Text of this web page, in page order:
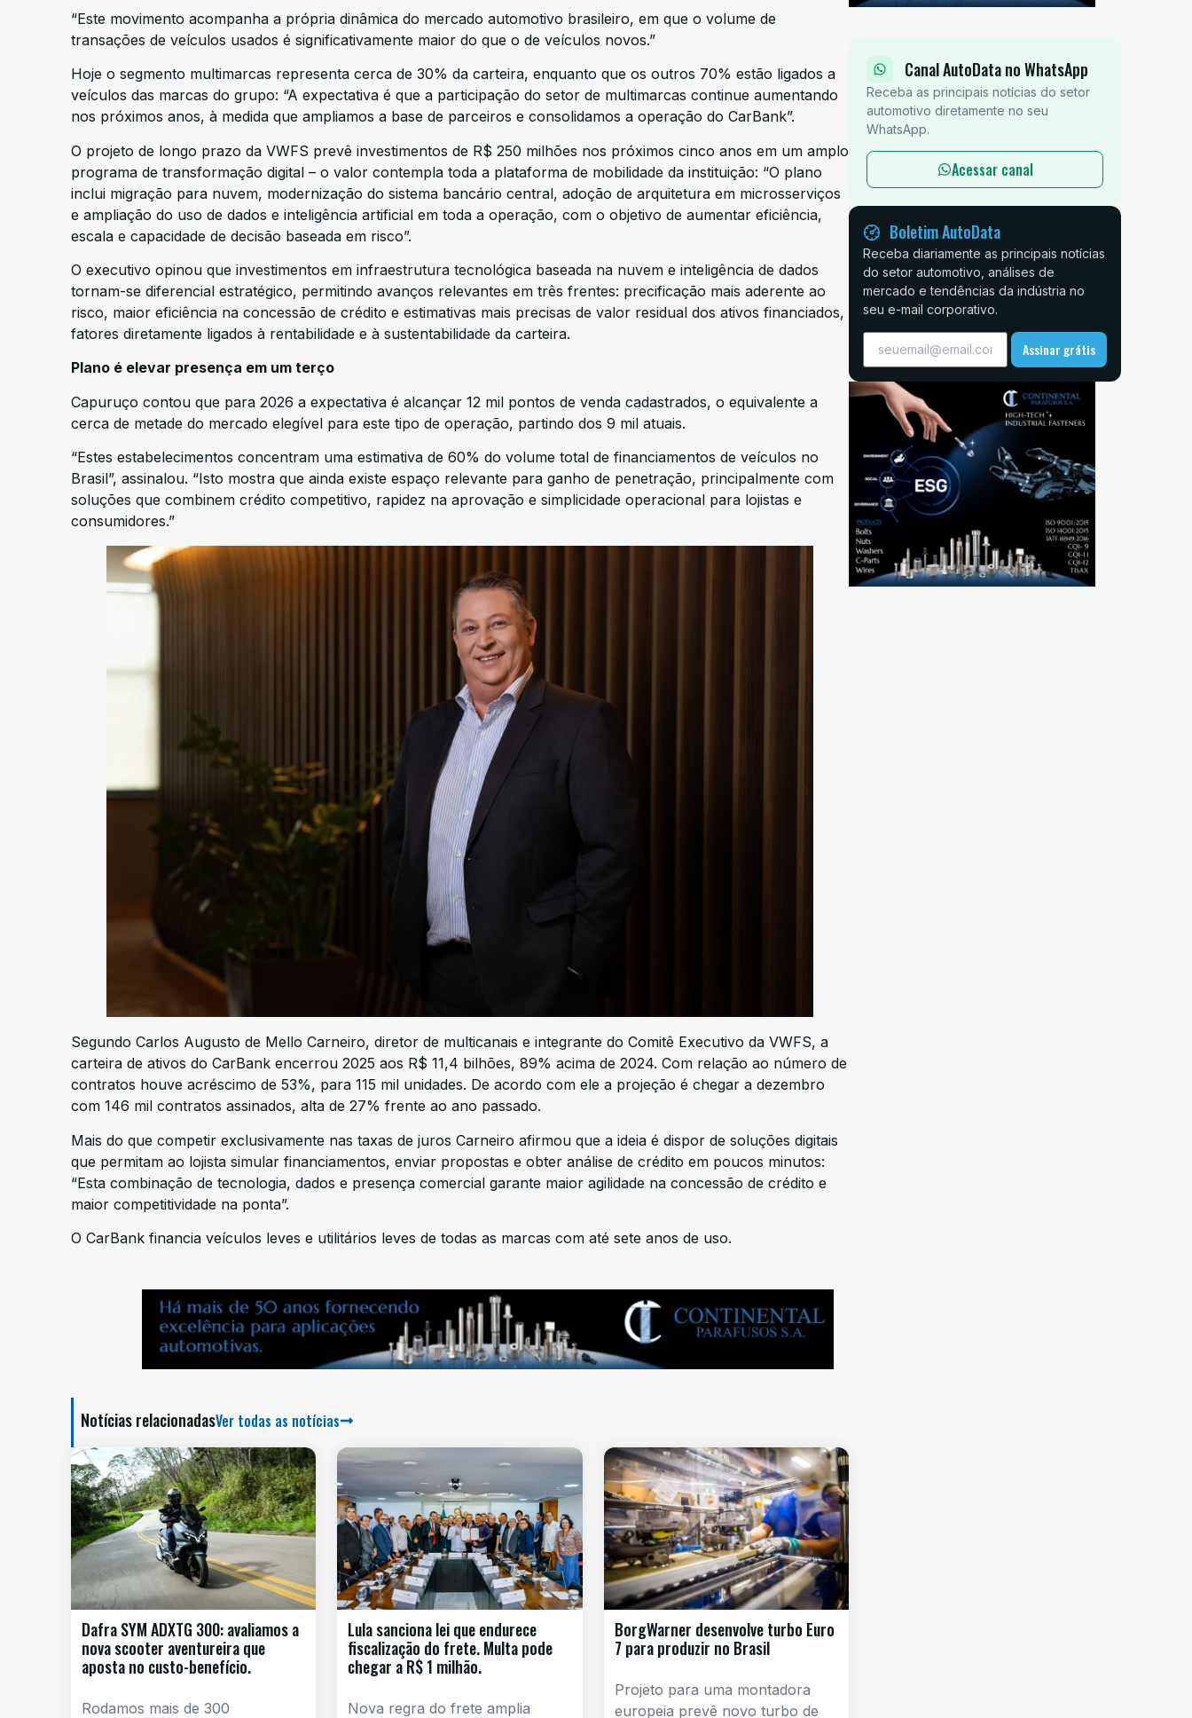
“Este movimento acompanha a própria dinâmica do mercado automotivo brasileiro, em que o volume de
transações de veículos usados é significativamente maior do que o de veículos novos.”
Hoje o segmento multimarcas representa cerca de 30% da carteira, enquanto que os outros 70% estão ligados a
veículos das marcas do grupo: “A expectativa é que a participação do setor de multimarcas continue aumentando
nos próximos anos, à medida que ampliamos a base de parceiros e consolidamos a operação do CarBank”.
O projeto de longo prazo da VWFS prevê investimentos de R$ 250 milhões nos próximos cinco anos em um amplo
programa de transformação digital – o valor contempla toda a plataforma de mobilidade da instituição: “O plano
inclui migração para nuvem, modernização do sistema bancário central, adoção de arquitetura em microsserviços
e ampliação do uso de dados e inteligência artificial em toda a operação, com o objetivo de aumentar eficiência,
escala e capacidade de decisão baseada em risco”.
O executivo opinou que investimentos em infraestrutura tecnológica baseada na nuvem e inteligência de dados
tornam-se diferencial estratégico, permitindo avanços relevantes em três frentes: precificação mais aderente ao
risco, maior eficiência na concessão de crédito e estimativas mais precisas de valor residual dos ativos financiados,
fatores diretamente ligados à rentabilidade e à sustentabilidade da carteira.
Plano é elevar presença em um terço
Capuruço contou que para 2026 a expectativa é alcançar 12 mil pontos de venda cadastrados, o equivalente a
cerca de metade do mercado elegível para este tipo de operação, partindo dos 9 mil atuais.
“Estes estabelecimentos concentram uma estimativa de 60% do volume total de financiamentos de veículos no
Brasil”, assinalou. “Isto mostra que ainda existe espaço relevante para ganho de penetração, principalmente com
soluções que combinem crédito competitivo, rapidez na aprovação e simplicidade operacional para lojistas e
consumidores.”
Segundo Carlos Augusto de Mello Carneiro, diretor de multicanais e integrante do Comitê Executivo da VWFS, a
carteira de ativos do CarBank encerrou 2025 aos R$ 11,4 bilhões, 89% acima de 2024. Com relação ao número de
contratos houve acréscimo de 53%, para 115 mil unidades. De acordo com ele a projeção é chegar a dezembro
com 146 mil contratos assinados, alta de 27% frente ao ano passado.
Mais do que competir exclusivamente nas taxas de juros Carneiro afirmou que a ideia é dispor de soluções digitais
que permitam ao lojista simular financiamentos, enviar propostas e obter análise de crédito em poucos minutos:
“Esta combinação de tecnologia, dados e presença comercial garante maior agilidade na concessão de crédito e
maior competitividade na ponta”.
O CarBank financia veículos leves e utilitários leves de todas as marcas com até sete anos de uso.
Notícias relacionadasVer todas as notícias
Dafra SYM ADXTG 300: avaliamos a
nova scooter aventureira que
aposta no custo-benefício.
Rodamos mais de 300
Lula sanciona lei que endurece
fiscalização do frete. Multa pode
chegar a R$ 1 milhão.
Nova regra do frete amplia
BorgWarner desenvolve turbo Euro
7 para produzir no Brasil
Projeto para uma montadora
europeia prevê novo turbo de
Canal AutoData no WhatsApp
Receba as principais notícias do setor
automotivo diretamente no seu
WhatsApp.
Acessar canal
Boletim AutoData
Receba diariamente as principais notícias
do setor automotivo, análises de
mercado e tendências da indústria no
seu e-mail corporativo.
Assinar grátis